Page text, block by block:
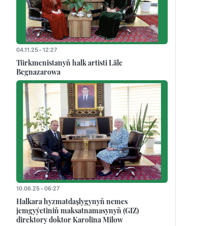
04.11.25 - 12:27
Türkmenistanyň halk artisti Läle
Begnazarowa
10.06.25 - 06:27
Halkara hyzmatdaşlygynyň nemes
jemgyýetiniň maksatnamasynyň (GIZ)
direktory doktor Karolina Milow